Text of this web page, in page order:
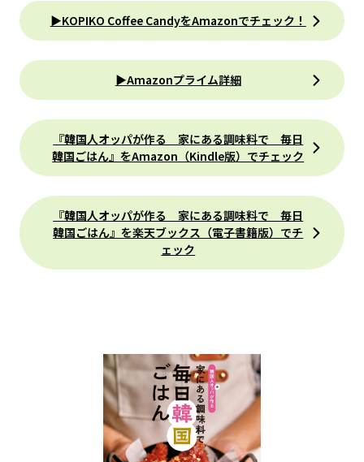
▶KOPIKO Coffee CandyをAmazonでチェック！
▶Amazonプライム詳細
『韓国人オッパが作る 家にある調味料で 毎日
韓国ごはん』をAmazon（Kindle版）でチェック
『韓国人オッパが作る 家にある調味料で 毎日
韓国ごはん』を楽天ブックス（電子書籍版）でチ
ェック